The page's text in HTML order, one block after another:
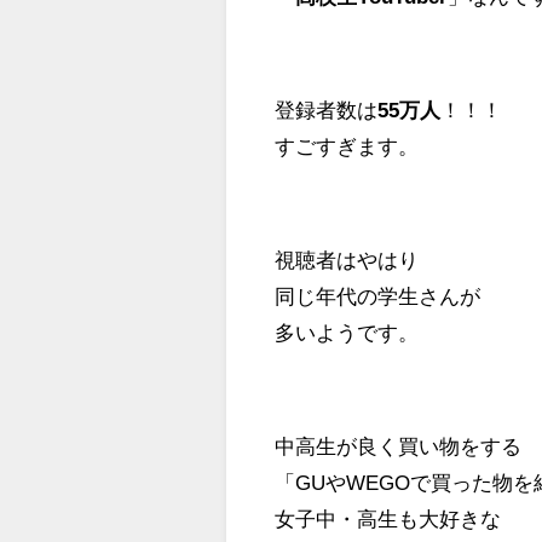
登録者数は55万人 ！！！
すごすぎます。
視聴者はやはり
同じ年代の学生さんが
多いようです。
中高生が良く買い物をする
「GUやWEGOで買った物を
女子中・高生も大好きな